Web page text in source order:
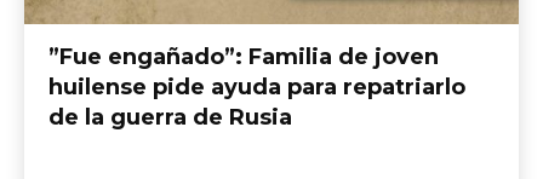
​”Fue engañado”: Familia de joven
huilense pide ayuda para repatriarlo
de la guerra de Rusia